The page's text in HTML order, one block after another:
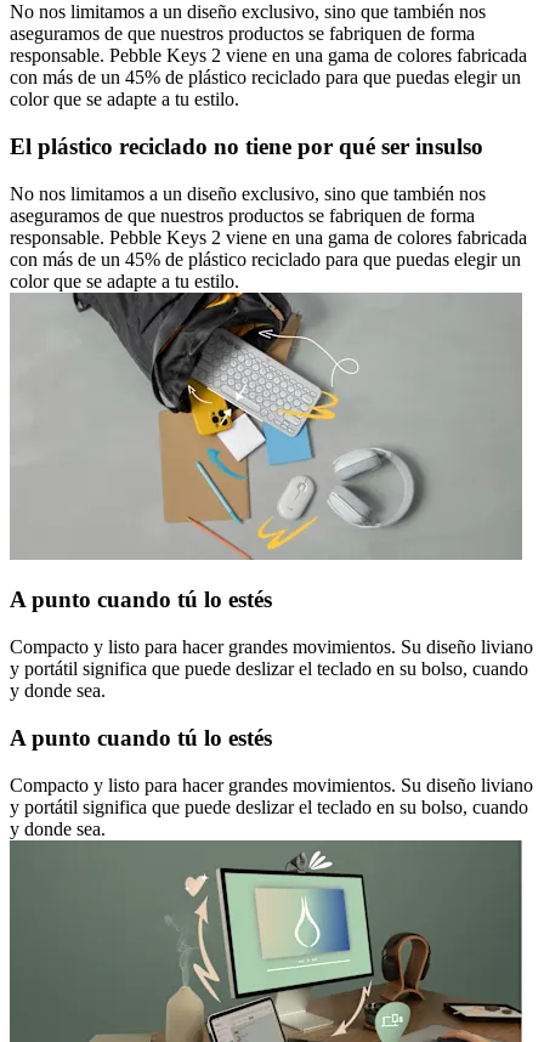
No nos limitamos a un diseño exclusivo, sino que también nos
aseguramos de que nuestros productos se fabriquen de forma
responsable. Pebble Keys 2 viene en una gama de colores fabricada
con más de un 45% de plástico reciclado para que puedas elegir un
color que se adapte a tu estilo.
El plástico reciclado no tiene por qué ser insulso
No nos limitamos a un diseño exclusivo, sino que también nos
aseguramos de que nuestros productos se fabriquen de forma
responsable. Pebble Keys 2 viene en una gama de colores fabricada
con más de un 45% de plástico reciclado para que puedas elegir un
color que se adapte a tu estilo.
A punto cuando tú lo estés
Compacto y listo para hacer grandes movimientos. Su diseño liviano
y portátil significa que puede deslizar el teclado en su bolso, cuando
y donde sea.
A punto cuando tú lo estés
Compacto y listo para hacer grandes movimientos. Su diseño liviano
y portátil significa que puede deslizar el teclado en su bolso, cuando
y donde sea.